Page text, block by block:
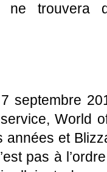
trouvera
septembre
World
années et
pas à